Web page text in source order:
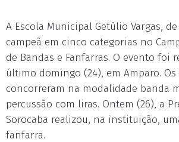
A Escola Municipal Getúlio Vargas,
campeã em cinco categorias no
de Bandas e Fanfarras. O evento foi
último domingo (24), em Amparo. Os
concorreram na modalidade banda
percussão com liras. Ontem (26), a
Sorocaba realizou, na instituição,
fanfarra.